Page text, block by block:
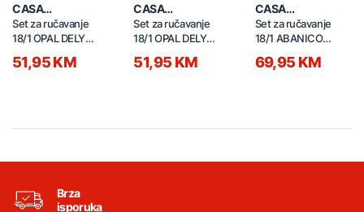
CASA
COLLECTION
Set za ručavanje
18/1 OPAL DELY
51,95 KM
CASA
COLLECTION
Set za ručavanje
18/1 OPAL DELY
51,95 KM
CASA
COLLECTION
Set za ručavanje
18/1 ABANICO
69,95 KM
Brza
isporuka